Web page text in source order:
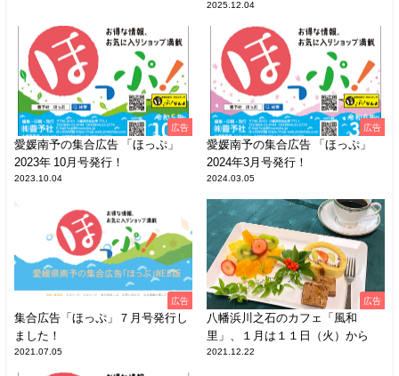
2025.12.04
広告
愛媛南予の集合広告 「ほっぷ」
2023年 10月号発行！
2023.10.04
広告
愛媛南予の集合広告 「ほっぷ」
2024年3月号発行！
2024.03.05
広告
集合広告「ほっぷ」７月号発行し
ました！
2021.07.05
広告
八幡浜川之石のカフェ「風和
里」、１月は１１日（火）から
2021.12.22